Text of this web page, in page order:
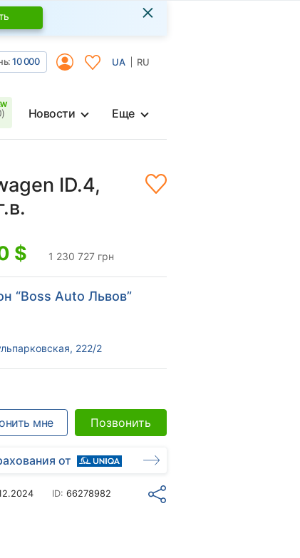
×
10 000 UA RU
Новости Еще
ID.4,
$ 1 230 727 грн
“Boss Auto Львов”
222/2
мне Позвонить
от
ID: 66278982